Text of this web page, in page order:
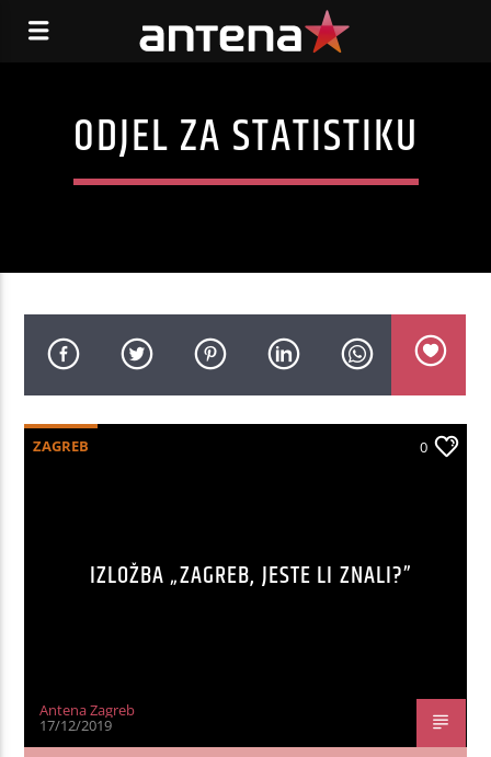
ODJEL ZA STATISTIKU
ZAGREB 0
IZLOŽBA „ZAGREB, JESTE LI ZNALI?”
Antena Zagreb
17/12/2019